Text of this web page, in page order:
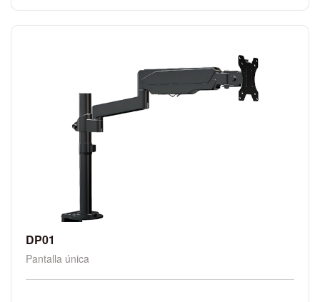
DP01
Pantalla única